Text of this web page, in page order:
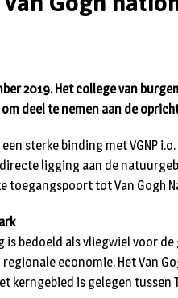
2019. Het college van
deel te nemen aan de
sterke binding met VGNP
ligging aan de
toegangspoort tot Van Gogh
is bedoeld als vliegwiel voor
economie. Het Van
kerngebied is gelegen